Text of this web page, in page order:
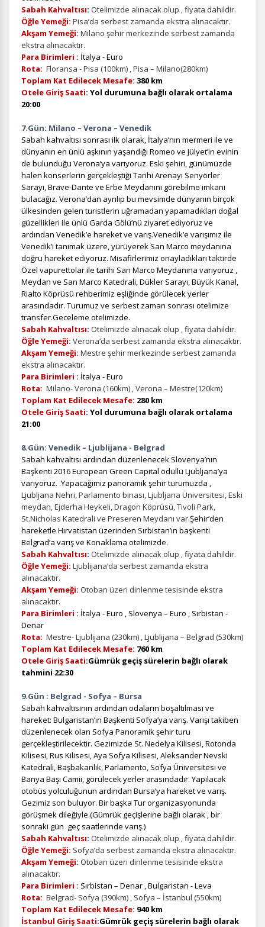
İstatistik Çerezleri
Ziyaretçilerin siteyi nasıl kullandığını anonim olarak
ölçeriz. Hangi sayfaların popüler olduğunu ve
kullanıcıların nerede zorluk yaşadığını anlamamıza
Pazarlama Çerezleri
Size ve ilgi alanlarınıza uygun reklamlar göstermek için
kullanılır. Kapatırsanız reklamları görmeye devam
edersiniz, ancak daha az alakalı olabilirler.
Tercihleri Kaydet
Sabah Kahvaltısı: Otelimizde alınacak olup , fiyata dahildir.
Öğle Yemeği: Pisa’da serbest zamanda ekstra alınacaktır.
Akşam Yemeği: Milano şehir merkezinde serbest zamanda
ekstra alınacaktır.
Para Birimleri : İtalya - Euro
Rota: Floransa - Pisa (100km) , Pisa – Milano(280km)
Toplam Kat Edilecek Mesafe: 380 km
Otele Giriş Saati: Yol durumuna bağlı olarak ortalama
20:00
7.Gün: Milano – Verona – Venedik
Sabah kahvaltısı sonrası ilk olarak, İtalya’nın mermeri ile ve
dünyanın en ünlü aşkının yaşandığı Romeo ve Jülyet’in evinin
de bulunduğu Verona’ya varıyoruz. Eski şehiri, günümüzde
halen konserlerin gerçekleştiği Tarihi Arenayı Senyörler
Sarayı, Brave-Dante ve Erbe Meydanını görebilme imkanı
bulacağız. Verona’dan ayrılıp bu mevsimde dünyanın birçok
ülkesinden gelen turistlerin uğramadan yapamadıkları doğal
güzellikleri ile ünlü Garda Gölü’nü ziyaret ediyoruz ve
ardından Venedik’e hareket ve varış.Venedik’e varışımız ile
Venedik’i tanımak üzere, yürüyerek San Marco meydanına
doğru hareket ediyoruz. Misafirlerimiz onayladıkları taktirde
Özel vapurettolar ile tarihi San Marco Meydanına varıyoruz ,
Meydan ve San Marco Katedrali, Dükler Sarayı, Büyük Kanal,
Rialto Köprüsü rehberimiz eşliğinde görülecek yerler
arasındadır. Turumuz ve serbest zaman sonrası otelimize
transfer.Geceleme otelimizde.
Sabah Kahvaltısı: Otelimizde alınacak olup , fiyata dahildir.
Öğle Yemeği: Verona’da serbest zamanda ekstra alınacaktır.
Akşam Yemeği: Mestre şehir merkezinde serbest zamanda
ekstra alınacaktır.
Para Birimleri : İtalya - Euro
Rota: Milano- Verona (160km) , Verona – Mestre(120km)
Toplam Kat Edilecek Mesafe: 280 km
Otele Giriş Saati: Yol durumuna bağlı olarak ortalama
21:00
8.Gün: Venedik – Ljublijana - Belgrad
Sabah kahvaltısı ardından düzenlenecek Slovenya’nın
Başkenti 2016 European Green Capital ödüllü Ljubljana’ya
varıyoruz. .Yapacağımız panoramik şehir turumuzda ,
Ljubljana Nehri, Parlamento binası, Ljubljana Üniversitesi, Eski
meydan, Ejderha Heykeli, Dragon Köprüsü, Tivoli Park,
St.Nicholas Katedrali ve Preseren Meydanı var.Şehir’den
hareketle Hırvatistan üzerinden Sırbistan’ın başkenti
Belgrad’a varış ve Konaklama otelimizde.
Sabah Kahvaltısı: Otelimizde alınacak olup , fiyata dahildir.
Öğle Yemeği: Ljublijana’da serbest zamanda ekstra
alınacaktır.
Akşam Yemeği: Otoban üzeri dinlenme tesisinde ekstra
alınacaktır.
Para Birimleri : İtalya - Euro , Slovenya – Euro , Sırbistan -
Denar
Rota: Mestre- Ljublijana (230km) , Ljublijana – Belgrad (530km)
Toplam Kat Edilecek Mesafe: 760 km
Otele Giriş Saati:Gümrük geçiş sürelerin bağlı olarak
tahmini 22:30
9.Gün : Belgrad - Sofya – Bursa
Sabah kahvaltısının ardından odaların boşaltılması ve
hareket: Bulgaristan’ın Başkenti Sofya’ya varış. Varışı takiben
düzenlenecek olan Sofya Panoramik şehir turu
gerçekleştirilecektir. Gezimizde St. Nedelya Kilisesi, Rotonda
Kilisesi, Rus Kilisesi, Aya Sofya Kilisesi, Aleksander Nevski
Katedrali, Başbakanlık, Parlamento, Sofya Üniversitesi ve
Banya Başı Camii, görülecek yerler arasındadır. Yapılacak
otobüs yolculuğunun ardından Bursa’ya hareket ve varış.
Gezimiz son buluyor. Bir başka Tur organizasyonunda
görüşmek dileğiyle.(Gümrük geçişlerine bağlı olarak , bir
sonraki gün geç saatlerinde varış.)
Sabah Kahvaltısı: Otelimizde alınacak olup , fiyata dahildir.
Öğle Yemeği: Sofya’da serbest zamanda ekstra alınacaktır.
Akşam Yemeği: Otoban üzeri dinlenme tesisinde ekstra
alınacaktır.
Para Birimleri : Sırbistan – Denar , Bulgaristan - Leva
Rota: Belgrad- Sofya (390km) , Sofya – İstanbul (550km)
Toplam Kat Edilecek Mesafe: 940 km
İstanbul Giriş Saati:Gümrük geçiş sürelerin bağlı olarak